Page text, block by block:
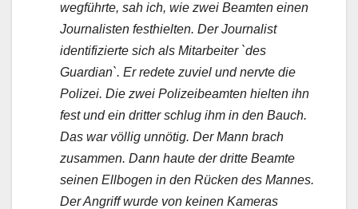
wegführte, sah ich, wie zwei Beamten einen
Journalisten festhielten. Der Journalist
identifizierte sich als Mitarbeiter `des
Guardian`. Er redete zuviel und nervte die
Polizei. Die zwei Polizeibeamten hielten ihn
fest und ein dritter schlug ihm in den Bauch.
Das war völlig unnötig. Der Mann brach
zusammen. Dann haute der dritte Beamte
seinen Ellbogen in den Rücken des Mannes.
Der Angriff wurde von keinen Kameras